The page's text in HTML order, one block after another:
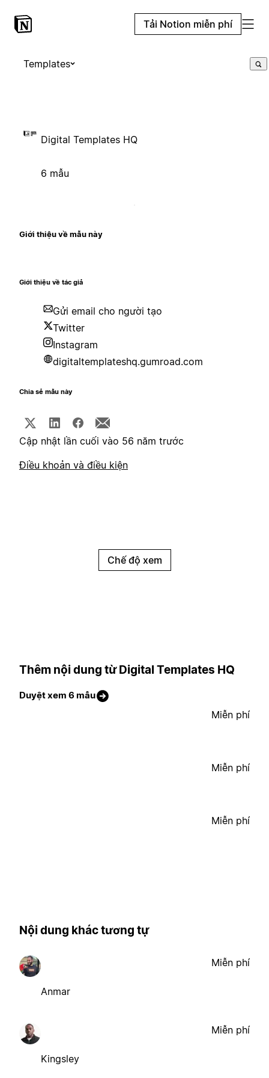
Tải Notion miễn phí
Templates
Digital Templates HQ
6 mẫu
Giới thiệu về mẫu này
Giới thiệu về tác giả
Gửi email cho người tạo
Twitter
Instagram
digitaltemplateshq.gumroad.com
Chia sẻ mẫu này
Cập nhật lần cuối vào 56 năm trước
Điều khoản và điều kiện
Chế độ xem
Thêm nội dung từ Digital Templates HQ
Duyệt xem 6 mẫu
Miễn phí
Miễn phí
Miễn phí
Nội dung khác tương tự
Anmar
Miễn phí
Kingsley
Miễn phí